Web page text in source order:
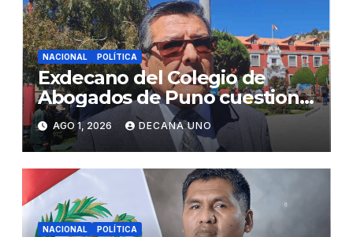
NACIONAL POLÍTICA
Exdecano del Colegio de
Abogados de Puno cuestiona
propuestas sobre seguridad
ciudadana
AGO 1, 2026 DECANA UNO
NACIONAL POLÍTICA